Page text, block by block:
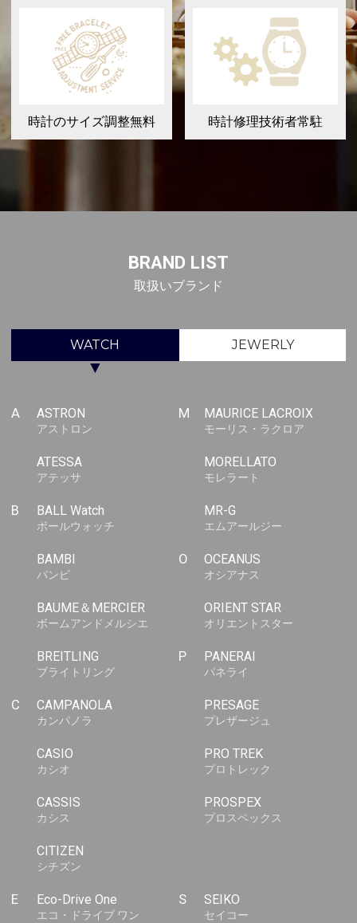
時計のサイズ調整無料 時計修理技術者常駐
BRAND LIST
取扱いブランド
WATCH JEWERLY
▼
A ASTRON
アストロン
ATESSA
アテッサ
B BALL Watch
ボールウォッチ
BAMBI
バンビ
BAUME＆MERCIER
ボームアンドメルシエ
BREITLING
ブライトリング
C CAMPANOLA
カンパノラ
CASIO
カシオ
CASSIS
カシス
CITIZEN
シチズン
E Eco-Drive One
エコ・ドライブ ワン
M MAURICE LACROIX
モーリス・ラクロア
MORELLATO
モレラート
MR-G
エムアールジー
O OCEANUS
オシアナス
ORIENT STAR
オリエントスター
P PANERAI
パネライ
PRESAGE
プレザージュ
PRO TREK
プロトレック
PROSPEX
プロスペックス
S SEIKO
セイコー